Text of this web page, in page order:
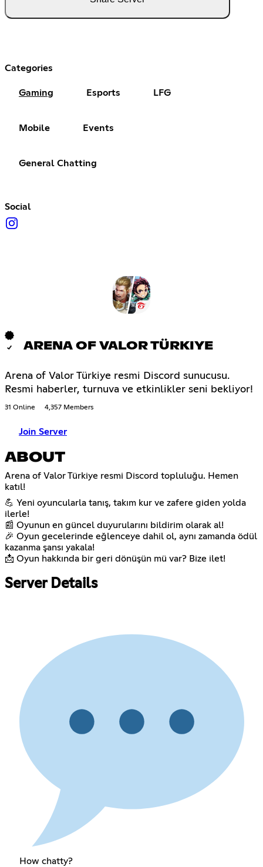
Categories
Gaming Esports LFG
Mobile Events
General Chatting
Social
ARENA OF VALOR TÜRKIYE
Arena of Valor Türkiye resmi Discord sunucusu.
Resmi haberler, turnuva ve etkinlikler seni bekliyor!
31 Online 4,357 Members
Join Server
ABOUT
Arena of Valor Türkiye resmi Discord topluluğu. Hemen
katıl!
💪 Yeni oyuncularla tanış, takım kur ve zafere giden yolda
ilerle!
📰 Oyunun en güncel duyurularını bildirim olarak al!
🎉 Oyun gecelerinde eğlenceye dahil ol, aynı zamanda ödül
kazanma şansı yakala!
📩 Oyun hakkında bir geri dönüşün mü var? Bize ilet!
Server Details
How chatty?